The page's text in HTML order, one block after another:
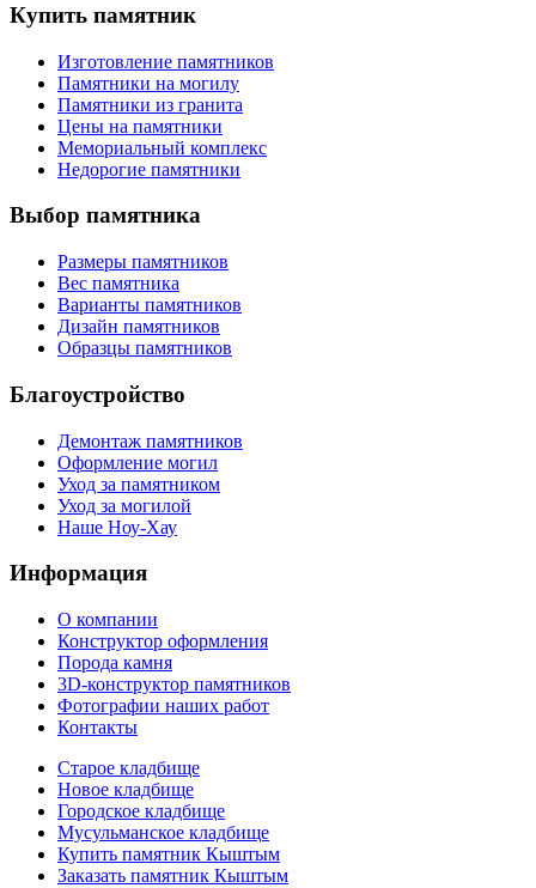
Купить памятник
Изготовление памятников
Памятники на могилу
Памятники из гранита
Цены на памятники
Мемориальный комплекс
Недорогие памятники
Выбор памятника
Размеры памятников
Вес памятника
Варианты памятников
Дизайн памятников
Образцы памятников
Благоустройство
Демонтаж памятников
Оформление могил
Уход за памятником
Уход за могилой
Наше Ноу-Хау
Информация
О компании
Конструктор оформления
Порода камня
3D-конструктор памятников
Фотографии наших работ
Контакты
Старое кладбище
Новое кладбище
Городское кладбище
Мусульманское кладбище
Купить памятник Кыштым
Заказать памятник Кыштым